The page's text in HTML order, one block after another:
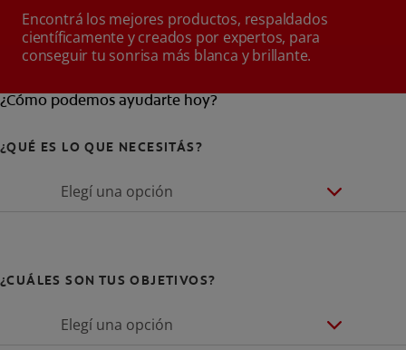
Encontrá los mejores productos, respaldados
científicamente y creados por expertos, para
conseguir tu sonrisa más blanca y brillante.
¿Cómo podemos ayudarte hoy?
¿QUÉ ES LO QUE NECESITÁS?
Elegí una opción
¿CUÁLES SON TUS OBJETIVOS?
Elegí una opción